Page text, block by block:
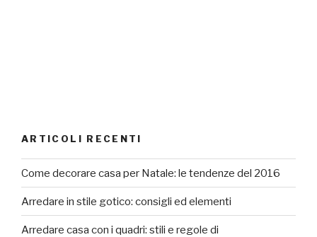
ARTICOLI RECENTI
Come decorare casa per Natale: le tendenze del 2016
Arredare in stile gotico: consigli ed elementi
Arredare casa con i quadri: stili e regole di